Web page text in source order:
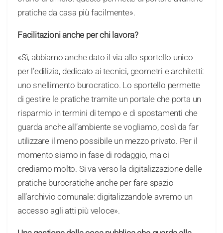
pratiche da casa più facilmente».
Facilitazioni anche per chi lavora?
«Sì, abbiamo anche dato il via allo sportello unico
per l’edilizia, dedicato ai tecnici, geometri e architetti:
uno snellimento burocratico. Lo sportello permette
di gestire le pratiche tramite un portale che porta un
risparmio in termini di tempo e di spostamenti che
guarda anche all’ambiente se vogliamo, così da far
utilizzare il meno possibile un mezzo privato. Per il
momento siamo in fase di rodaggio, ma ci
crediamo molto. Si va verso la digitalizzazione delle
pratiche burocratiche anche per fare spazio
all’archivio comunale: digitalizzandole avremo un
accesso agli atti più veloce».